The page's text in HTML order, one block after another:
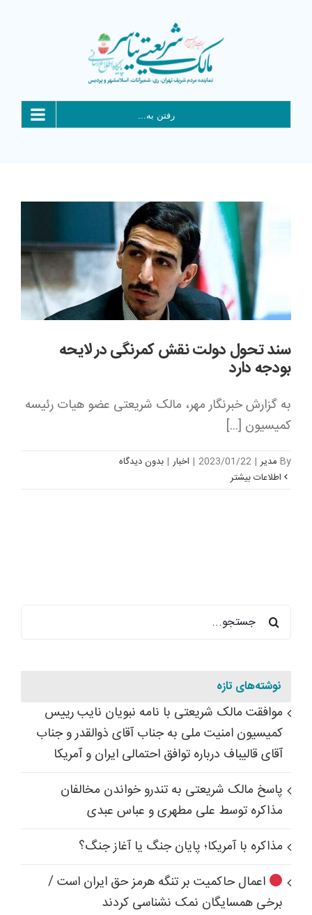
رفتن به...
سند تحول دولت نقش کمرنگی در لایحه
بودجه دارد
به گزارش خبرنگار مهر، مالک شریعتی عضو هیات رئیسه
کمیسیون [...]
By مدیر |
2023/01/22
| اخبار | بدون ديدگاه
اطلاعات بیشتر
جستجو
برای:
نوشته‌های تازه
موافقت مالک شریعتی با نامه نبویان نایب رییس
کمیسیون امنیت ملی به جناب آقای ذوالقدر و جناب
آقای قالیباف درباره توافق احتمالی ایران و آمریکا
پاسخ مالک شریعتی به تندرو خواندن مخالفان
مذاکره توسط علی مطهری و عباس عبدی
مذاکره با آمریکا؛ پایان جنگ یا آغاز جنگ؟
اعمال حاکمیت بر تنگه هرمز حق ایران است /
برخی همسایگان نمک نشناسی کردند